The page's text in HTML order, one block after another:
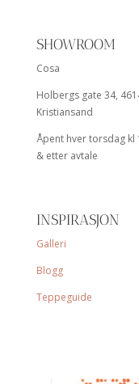
SHOWROOM
Cosa
Holbergs gate 34,
Kristiansand
Åpent hver torsdag kl
& etter avtale
INSPIRASJON
Galleri
Blogg
Teppeguide